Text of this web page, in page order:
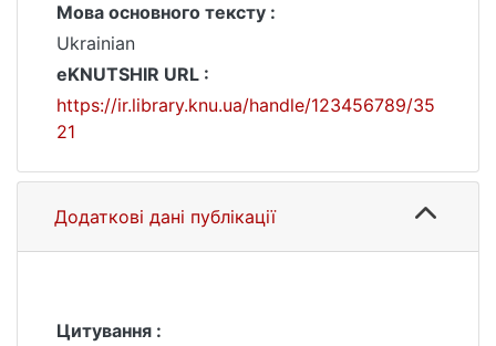
Мова основного тексту :
Ukrainian
eKNUTSHIR URL :
https://ir.library.knu.ua/handle/123456789/35
21
Додаткові дані публікації
Цитування :